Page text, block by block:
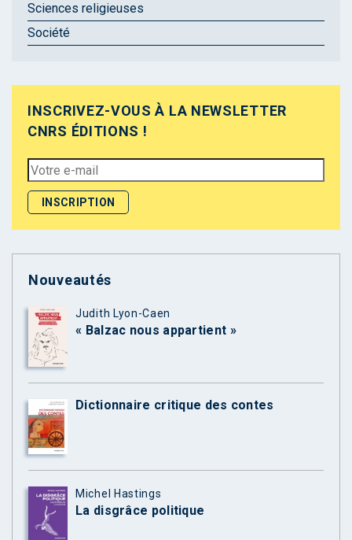
Sciences religieuses
Société
INSCRIVEZ-VOUS À LA NEWSLETTER
CNRS ÉDITIONS !
Nouveautés
Judith Lyon-Caen
« Balzac nous appartient »
Dictionnaire critique des contes
Michel Hastings
La disgrâce politique